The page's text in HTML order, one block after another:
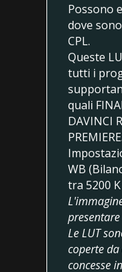
Possono
dove
CPL.
Queste
tutti i
quali
DAVINCI
PREMIERE.
WB
tra 5200
Le LUT
coperte
concesse